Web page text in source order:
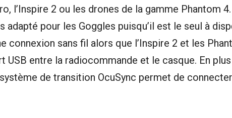
l’Inspire 2 ou les drones de la gamme Phantom 4.
adapté pour les Goggles puisqu’il est le seul à
connexion sans fil alors que l’Inspire 2 et les
entre la radiocommande et le casque. En
de transition OcuSync permet de